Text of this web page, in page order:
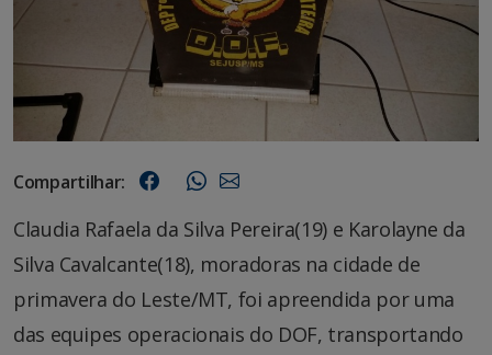
Compartilhar:
Claudia Rafaela da Silva Pereira(19) e Karolayne da
Silva Cavalcante(18), moradoras na cidade de
primavera do Leste/MT, foi apreendida por uma
das equipes operacionais do DOF, transportando